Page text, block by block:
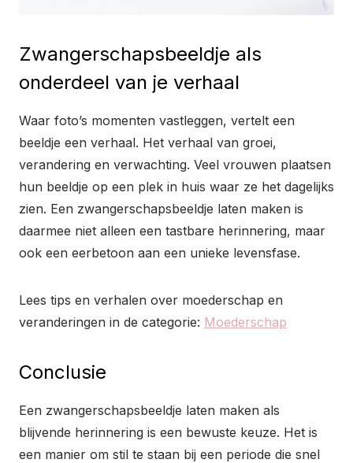
Zwangerschapsbeeldje als
onderdeel van je verhaal
Waar foto’s momenten vastleggen, vertelt een
beeldje een verhaal. Het verhaal van groei,
verandering en verwachting. Veel vrouwen plaatsen
hun beeldje op een plek in huis waar ze het dagelijks
zien. Een zwangerschapsbeeldje laten maken is
daarmee niet alleen een tastbare herinnering, maar
ook een eerbetoon aan een unieke levensfase.
Lees tips en verhalen over moederschap en
veranderingen in de categorie: Moederschap
Conclusie
Een zwangerschapsbeeldje laten maken als
blijvende herinnering is een bewuste keuze. Het is
een manier om stil te staan bij een periode die snel